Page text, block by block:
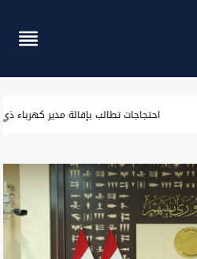
العمل السابق أحمد الأسدي (وثيقة)